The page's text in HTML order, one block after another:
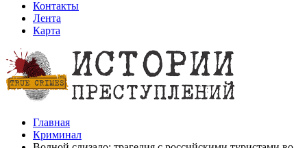
Контакты
Лента
Карта
Главная
Криминал